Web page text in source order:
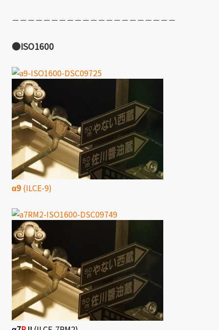
－－－－－－－－－－－－－－－－－－－－－
●ISO1600
α9 (ILCE-9)